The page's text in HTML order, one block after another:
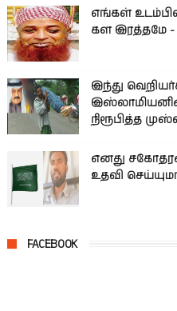
எங்கள்
கள இரத்­தமே
இந்து
நிரூபித்த
எனது
உதவி
FACEBOOK